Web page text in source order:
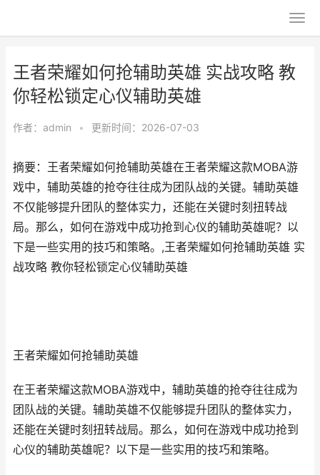
王者荣耀如何抢辅助英雄 实战攻略 教
你轻松锁定心仪辅助英雄
作者： admin • 更新时间：2026-07-03
摘要：王者荣耀如何抢辅助英雄在王者荣耀这款MOBA游
戏中，辅助英雄的抢夺往往成为团队战的关键。辅助英雄
不仅能够提升团队的整体实力，还能在关键时刻扭转战
局。那么，如何在游戏中成功抢到心仪的辅助英雄呢？以
下是一些实用的技巧和策略。,王者荣耀如何抢辅助英雄 实
战攻略 教你轻松锁定心仪辅助英雄
王者荣耀如何抢辅助英雄
在王者荣耀这款MOBA游戏中，辅助英雄的抢夺往往成为
团队战的关键。辅助英雄不仅能够提升团队的整体实力，
还能在关键时刻扭转战局。那么，如何在游戏中成功抢到
心仪的辅助英雄呢？以下是一些实用的技巧和策略。